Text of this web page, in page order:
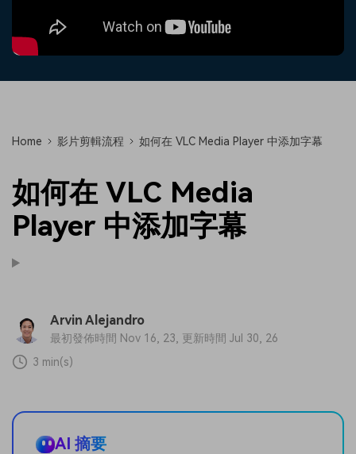
產品信息
Home 影片剪輯流程 如何在 VLC Media Player 中添加字幕
如何在 VLC Media
Player 中添加字幕
Arvin Alejandro
最初發佈時間 Nov 16, 23, 更新時間 Jul 30, 26
3 min(s)
AI 摘要